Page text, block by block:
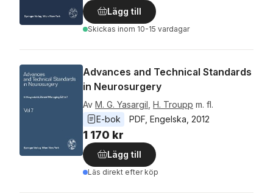
Lägg till
Skickas inom 10-15 vardagar
Advances and Technical Standards
in Neurosurgery
Av M. G. Yasargil H. Troupp m. fl.
E-bok
PDF Engelska 2012
1 170 kr
Lägg till
Läs direkt efter köp